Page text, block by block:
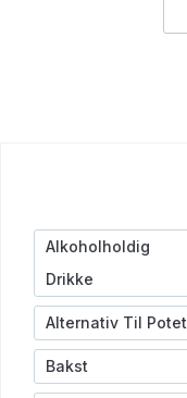
Alkoholholdig
Drikke
Alternativ Til Potet
Bakst